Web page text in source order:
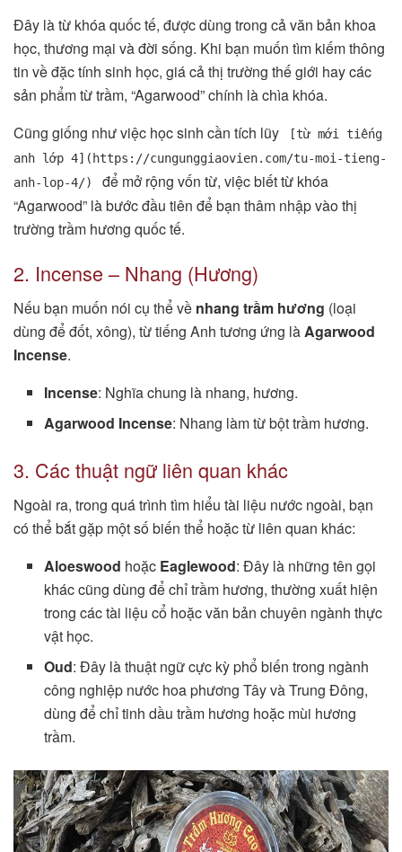
Đây là từ khóa quốc tế, được dùng trong cả văn bản khoa
học, thương mại và đời sống. Khi bạn muốn tìm kiếm thông
tin về đặc tính sinh học, giá cả thị trường thế giới hay các
sản phẩm từ trầm, “Agarwood” chính là chìa khóa.
Cũng giống như việc học sinh cần tích lũy
[từ mới tiếng
anh lớp 4](https://cungunggiaovien.com/tu-moi-tieng-
anh-lop-4/)
để mở rộng vốn từ, việc biết từ khóa
“Agarwood” là bước đầu tiên để bạn thâm nhập vào thị
trường trầm hương quốc tế.
2. Incense – Nhang (Hương)
Nếu bạn muốn nói cụ thể về nhang trầm hương (loại
dùng để đốt, xông), từ tiếng Anh tương ứng làAgarwood
Incense.
Incense: Nghĩa chung là nhang, hương.
Agarwood Incense: Nhang làm từ bột trầm hương.
3. Các thuật ngữ liên quan khác
Ngoài ra, trong quá trình tìm hiểu tài liệu nước ngoài, bạn
có thể bắt gặp một số biến thể hoặc từ liên quan khác:
Aloeswood hoặc Eaglewood: Đây là những tên gọi
khác cũng dùng để chỉ trầm hương, thường xuất hiện
trong các tài liệu cổ hoặc văn bản chuyên ngành thực
vật học.
Oud: Đây là thuật ngữ cực kỳ phổ biến trong ngành
công nghiệp nước hoa phương Tây và Trung Đông,
dùng để chỉ tinh dầu trầm hương hoặc mùi hương
trầm.